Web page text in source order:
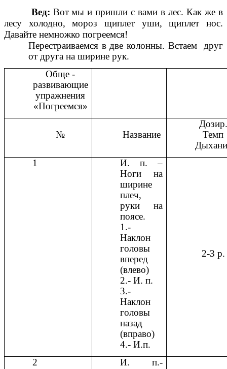
Вед: Вот мы и пришли с вами в лес. Как же в
лесу холодно, мороз щиплет уши, щиплет нос.
Давайте немножко погреемся!
Перестраиваемся в две колонны. Встаем друг
от друга на ширине рук.
Обще -
развивающие
упражнения
«Погреемся»
№ Название
Дозир.
Темп
1
И. п. –
Ноги на
ширине
плеч,
руки на
поясе.
1.-
Наклон
головы
вперед
(влево)
2.- И. п.
3.-
Наклон
головы
назад
(вправо)
4.- И.п.
2-3 р.
2
И. п.-